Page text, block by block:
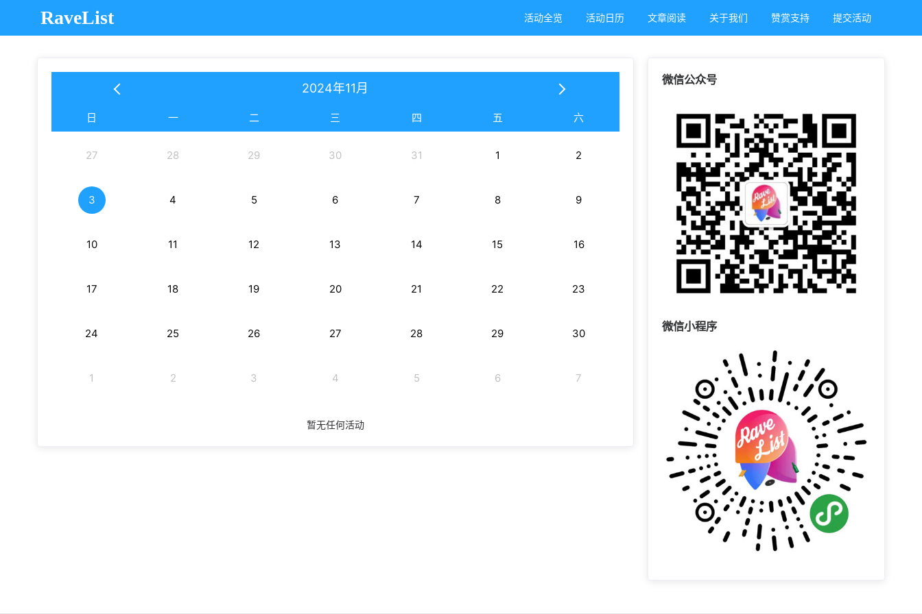
RaveList 活动全览 活动日历 文章阅读 关于我们 赞赏支持 提交活动
2024年11月
日 一 二 三 四 五 六
27 28 29 30 31 1 2
3 4 5 6 7 8 9
10 11 12 13 14 15 16
17 18 19 20 21 22 23
24 25 26 27 28 29 30
1 2 3 4 5 6 7
暂无任何活动
微信公众号
微信小程序